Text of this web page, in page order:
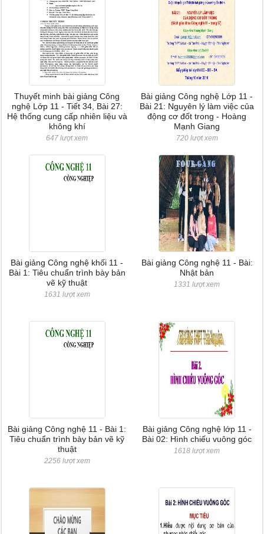
Thuyết minh bài giảng Công
nghệ Lớp 11 - Tiết 34, Bài 27:
Hệ thống cung cấp nhiên liệu và
không khí
647 lượt xem
Bài giảng Công nghệ Lớp 11 -
Bài 21: Nguyên lý làm việc của
động cơ đốt trong - Hoàng
Mạnh Giang
720 lượt xem
Bài giảng Công nghệ khối 11 -
Bài 1: Tiêu chuẩn trình bày bản
vẽ kỹ thuật
1631 lượt xem
Bài giảng Công nghệ 11 - Bài:
Nhật bản
1331 lượt xem
Bài giảng Công nghệ 11 - Bài 1:
Tiêu chuẩn trình bày bản vẽ kỹ
thuật
2256 lượt xem
Bài giảng Công nghệ lớp 11 -
Bài 02: Hình chiếu vuông góc
1618 lượt xem